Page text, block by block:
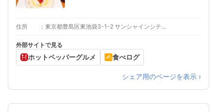
住所 東京都豊島区東池袋3-1-2 サンシャインシティアルパ 1F
外部サイトで見る
ホットペッパーグルメ 食べログ
シェア用のページを表示 ›